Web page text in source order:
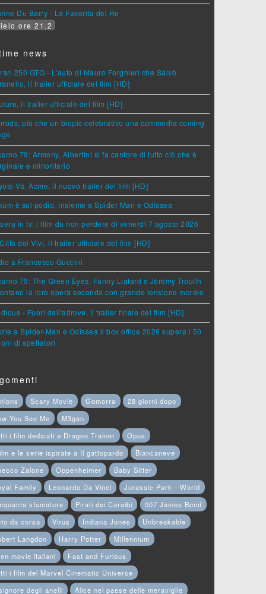
Du Barry - La Favorita del Re
ore 21.2
news
250 GTO - L'auto di Mauro Forghieri che Salvò
il trailer ufficiale del film [HD]
il trailer ufficiale del film [HD]
più che un biopic celebrativo una commedia coming
79: Armony, Albertini si fa cantore di tutto ciò che è
e minoritario
Vs. Acme, il nuovo trailer del film [HD]
è sul podio, insieme a Spider Man e Odissea
in tv: i film da non perdere di venerdì 7 agosto 2026
dei Vivi, il trailer ufficiale del film [HD]
a Francesco Guccini
79: The Green Eyes, Fanny Liatard e Jérémy Trouilh
la loro opera seconda con grande tensione morale
- Fuori dall'altrove, il trailer finale del film [HD]
a Spider-Man e Odissea il box office 2026 supera i 50
di spettatori
Scary Movie Gomorra
28 giorni dopo
You See Me
M3gan
i film dedicati a Dragon Trainer
Opus
e le serie ispirate a Il gattopardo
Biancaneve
Zalone
Oppenheimer
Baby Sitter
Family
Leonardo Da Vinci
Jurassic Park - World
sfumature
Pirati dei Caraibi
007 James Bond
da corsa
Virus Indiana Jones
Unbreakable
Langdon
Harry Potter
Millennium
movie italiani
Fast and Furious
i film del Marvel Cinematic Universe
degli anelli
Alice nel paese delle meraviglie